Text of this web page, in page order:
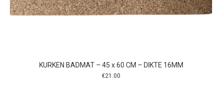
KURKEN BADMAT – 45 x 60 CM – DIKTE 16MM
€21.00